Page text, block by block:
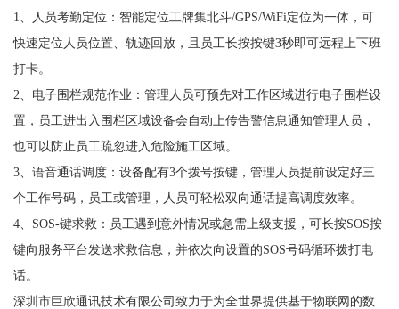
1、人员考勤定位：智能定位工牌集北斗/GPS/WiFi定位为一体，可
快速定位人员位置、轨迹回放，且员工长按按键3秒即可远程上下班
打卡。
2、电子围栏规范作业：管理人员可预先对工作区域进行电子围栏设
置，员工进出入围栏区域设备会自动上传告警信息通知管理人员，
也可以防止员工疏忽进入危险施工区域。
3、语音通话调度：设备配有3个拨号按键，管理人员提前设定好三
个工作号码，员工或管理，人员可轻松双向通话提高调度效率。
4、SOS-键求救：员工遇到意外情况或急需上级支援，可长按SOS按
键向服务平台发送求救信息，并依次向设置的SOS号码循环拨打电
话。
深圳市巨欣通讯技术有限公司致力于为全世界提供基于物联网的数